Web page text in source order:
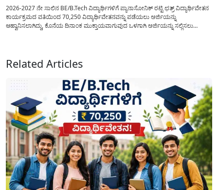
2026-2027 ನೇ ಸಾಲಿನ BE/B.Tech ವಿದ್ಯಾರ್ಥಿಗಳಿಗೆ ಪ್ಯಾನಾಸೋನಿಕ್ ರಟ್ಟಿ ಛತ್ರ್ ವಿದ್ಯಾರ್ಥಿವೇತನ
ಕಾರ್ಯಕ್ರಮದ ವತಿಯಿಂದ 70,250 ವಿದ್ಯಾರ್ಥಿವೇತನವನ್ನು ಪಡೆಯಲು ಅರ್ಜಿಯನ್ನು
ಆಹ್ವಾನಿಸಲಾಗಿದ್ದು, ಕೊನೆಯ ದಿನಾಂಕ ಮುಕ್ತಾಯವಾಗುವುದ ಒಳಗಾಗಿ ಅರ್ಜಿಯನ್ನು ಸಲ್ಲಿಸಲು
Related Articles